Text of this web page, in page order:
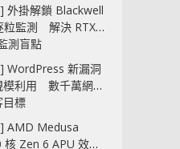
外掛解鎖 Blackwell
粒監測 解決 RTX
測盲點
WordPress 新漏洞
模利用 數千萬網站
目標
AMD Medusa
Zen 6 APU 效能